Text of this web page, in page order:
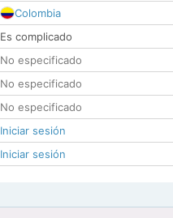
Colombia
Es complicado
No especificado
No especificado
No especificado
Iniciar sesión
Iniciar sesión